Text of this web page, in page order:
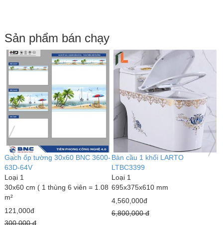
Sản phẩm bán chạy
cầu 1 khối LARTO
1
mm
đ
Bàn cầu 1 khối kim cương
LARTO LTBC3339
Loại 1
690 x 375 x 820 mm
3,000,000đ
4,300,000 đ
Bàn